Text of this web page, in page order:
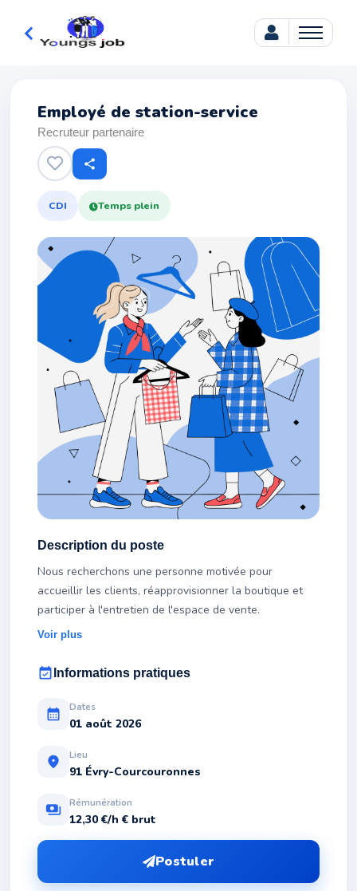
Employé de station-service
Recruteur partenaire
share
CDI Temps plein
Description du poste
Nous recherchons une personne motivée pour
accueillir les clients, réapprovisionner la boutique et
participer à l'entretien de l'espace de vente.
Voir plus
event_available Informations pratiques
calendar_month Dates
01 août 2026
location_on Lieu
91 Évry-Courcouronnes
payments Rémunération
12,30 €/h € brut
Postuler